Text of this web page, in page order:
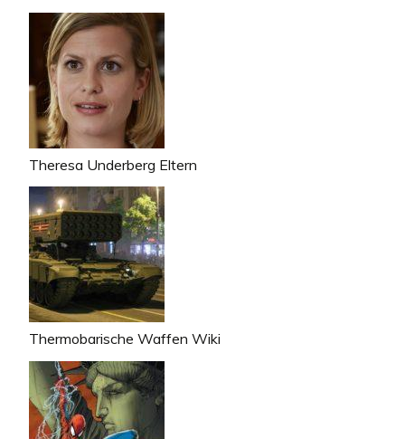
Theresa Underberg Eltern
Thermobarische Waffen Wiki